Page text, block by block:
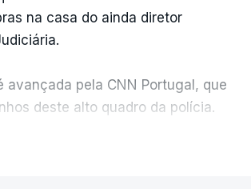
na casa do ainda diretor
avançada pela CNN Portugal, que
deste alto quadro da polícia.